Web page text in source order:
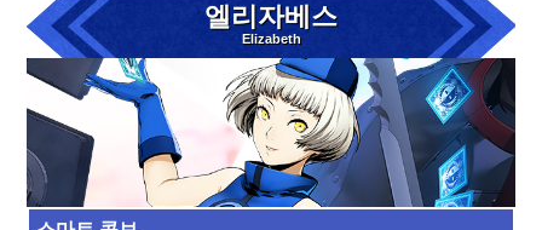
엘리자베스
Elizabeth